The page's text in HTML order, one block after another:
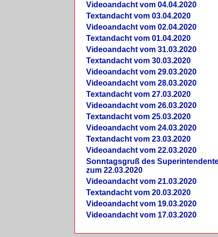
Videoandacht vom 04.04.2020
Textandacht vom 03.04.2020
Videoandacht vom 02.04.2020
Textandacht vom 01.04.2020
Videoandacht vom 31.03.2020
Textandacht vom 30.03.2020
Videoandacht vom 29.03.2020
Videoandacht vom 28.03.2020
Textandacht vom 27.03.2020
Videoandacht vom 26.03.2020
Textandacht vom 25.03.2020
Videoandacht vom 24.03.2020
Textandacht vom 23.03.2020
Videoandacht vom 22.03.2020
Sonntagsgruß des
zum 22.03.2020
Videoandacht vom 21.03.2020
Textandacht vom 20.03.2020
Videoandacht vom 19.03.2020
Videoandacht vom 17.03.2020